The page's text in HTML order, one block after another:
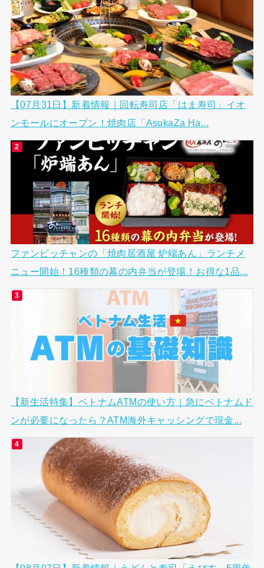
【07月31日】新着情報｜回転寿司店「はま寿司」イオ
ンモールにオープン！焼肉店「AsukaZa Ha...
ファンビッチャンの「焼肉居酒屋 炉端あん」ランチメ
ニュー開始！16種類の幕の内弁当が登場！お得な1品...
【新生活特集】ベトナムATMの使い方｜急にベトナムド
ンが必要になったら？ATM海外キャッシングで現金...